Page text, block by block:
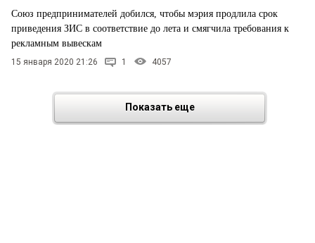
Союз предпринимателей добился, чтобы мэрия продлила срок
приведения ЗИС в соответствие до лета и смягчила требования к
рекламным вывескам
15 января 2020 21:26 1 4057
Показать еще